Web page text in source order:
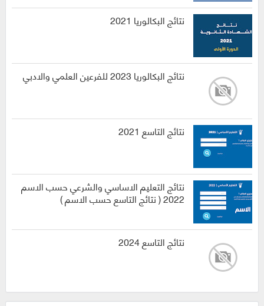
نتائج البكالوريا 2021
نتائج البكالوريا 2023 للفرعين العلمي والادبي
نتائج التاسع 2021
نتائج التعليم الاساسي والشرعي حسب الاسم
2022 ( نتائج التاسع حسب الاسم )
نتائج التاسع 2024